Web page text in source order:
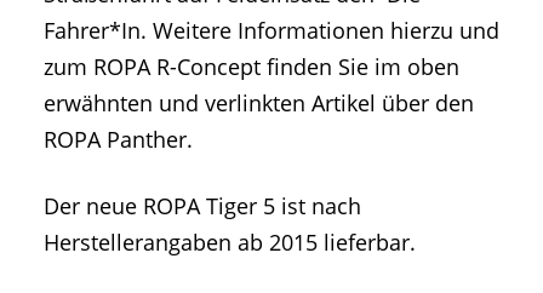
Fahrer*In. Weitere Informationen hierzu und
zum ROPA R-Concept finden Sie im oben
erwähnten und verlinkten Artikel über den
ROPA Panther.
Der neue ROPA Tiger 5 ist nach
Herstellerangaben ab 2015 lieferbar.